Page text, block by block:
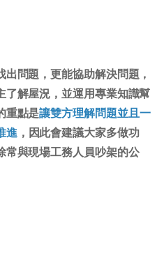
問題，更能協助解決問題，
了解屋況，並運用專業知識幫
重點是讓雙方理解問題並且一
進 ，因此會建議大家多做功
常與現場工務人員吵架的公